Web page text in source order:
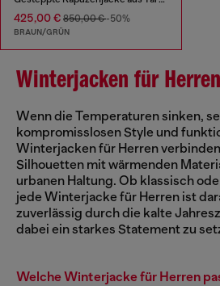
425,00 € 850,00 €-50%
BRAUN/GRÜN
Winterjacken für Herren
Wenn die Temperaturen sinken,
kompromisslosen Style und
Winterjacken für Herren
Silhouetten mit wärmenden
urbanen Haltung. Ob klassisch
jede Winterjacke für Herren ist
zuverlässig durch die kalte
dabei ein starkes Statement zu
Welche Winterjacke für Herren